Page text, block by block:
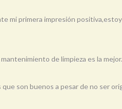
primera impresión
de limpieza es la mejor.
son buenos a pesar de no ser